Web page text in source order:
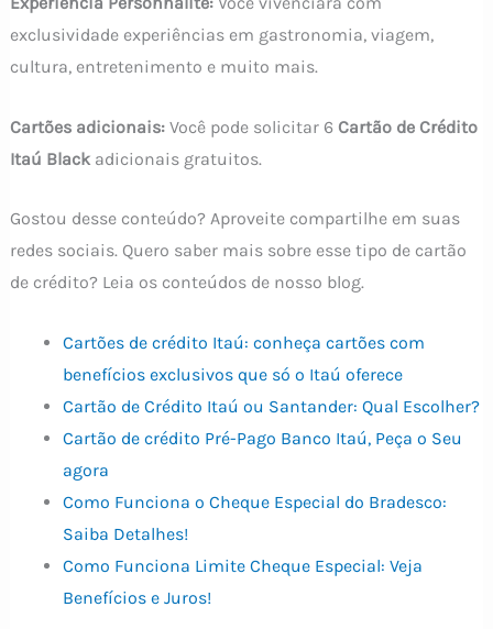
exclusividade experiências em gastronomia, viagem,
cultura, entretenimento e muito mais.
Cartões adicionais:Você pode solicitar 6 Cartão de Crédito
Itaú Black adicionais gratuitos.
Gostou desse conteúdo? Aproveite compartilhe em suas
redes sociais. Quero saber mais sobre esse tipo de cartão
de crédito? Leia os conteúdos de nosso blog.
Cartões de crédito Itaú: conheça cartões com
benefícios exclusivos que só o Itaú oferece
Cartão de Crédito Itaú ou Santander: Qual Escolher?
Cartão de crédito Pré-Pago Banco Itaú, Peça o Seu
agora
Como Funciona o Cheque Especial do Bradesco:
Saiba Detalhes!
Como Funciona Limite Cheque Especial: Veja
Benefícios e Juros!